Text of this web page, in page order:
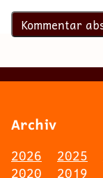
Archiv
2026 2025
2020
2019